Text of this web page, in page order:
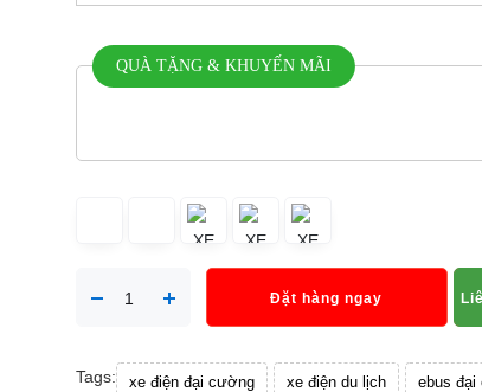
QUÀ TẶNG & KHUYẾN MÃI
Đặt hàng ngay
Tags: xe điện đại cường xe điện du lịch ebus